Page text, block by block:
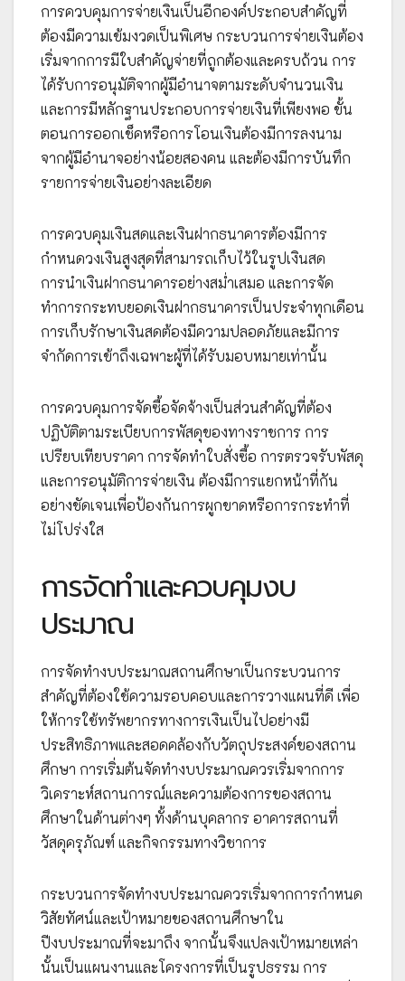
การควบคุมการจ่ายเงินเป็นอีกองค์ประกอบสำคัญที่
ต้องมีความเข้มงวดเป็นพิเศษ กระบวนการจ่ายเงินต้อง
เริ่มจากการมีใบสำคัญจ่ายที่ถูกต้องและครบถ้วน การ
ได้รับการอนุมัติจากผู้มีอำนาจตามระดับจำนวนเงิน
และการมีหลักฐานประกอบการจ่ายเงินที่เพียงพอ ขั้น
ตอนการออกเช็คหรือการโอนเงินต้องมีการลงนาม
จากผู้มีอำนาจอย่างน้อยสองคน และต้องมีการบันทึก
รายการจ่ายเงินอย่างละเอียด
การควบคุมเงินสดและเงินฝากธนาคารต้องมีการ
กำหนดวงเงินสูงสุดที่สามารถเก็บไว้ในรูปเงินสด
การนำเงินฝากธนาคารอย่างสม่ำเสมอ และการจัด
ทำการกระทบยอดเงินฝากธนาคารเป็นประจำทุกเดือน
การเก็บรักษาเงินสดต้องมีความปลอดภัยและมีการ
จำกัดการเข้าถึงเฉพาะผู้ที่ได้รับมอบหมายเท่านั้น
การควบคุมการจัดซื้อจัดจ้างเป็นส่วนสำคัญที่ต้อง
ปฏิบัติตามระเบียบการพัสดุของทางราชการ การ
เปรียบเทียบราคา การจัดทำใบสั่งซื้อ การตรวจรับพัสดุ
และการอนุมัติการจ่ายเงิน ต้องมีการแยกหน้าที่กัน
อย่างชัดเจนเพื่อป้องกันการผูกขาดหรือการกระทำที่
ไม่โปร่งใส
การจัดทำและควบคุมงบ
ประมาณ
การจัดทำงบประมาณสถานศึกษาเป็นกระบวนการ
สำคัญที่ต้องใช้ความรอบคอบและการวางแผนที่ดี เพื่อ
ให้การใช้ทรัพยากรทางการเงินเป็นไปอย่างมี
ประสิทธิภาพและสอดคล้องกับวัตถุประสงค์ของสถาน
ศึกษา การเริ่มต้นจัดทำงบประมาณควรเริ่มจากการ
วิเคราะห์สถานการณ์และความต้องการของสถาน
ศึกษาในด้านต่างๆ ทั้งด้านบุคลากร อาคารสถานที่
วัสดุครุภัณฑ์ และกิจกรรมทางวิชาการ
กระบวนการจัดทำงบประมาณควรเริ่มจากการกำหนด
วิสัยทัศน์และเป้าหมายของสถานศึกษาใน
ปีงบประมาณที่จะมาถึง จากนั้นจึงแปลงเป้าหมายเหล่า
นั้นเป็นแผนงานและโครงการที่เป็นรูปธรรม การ